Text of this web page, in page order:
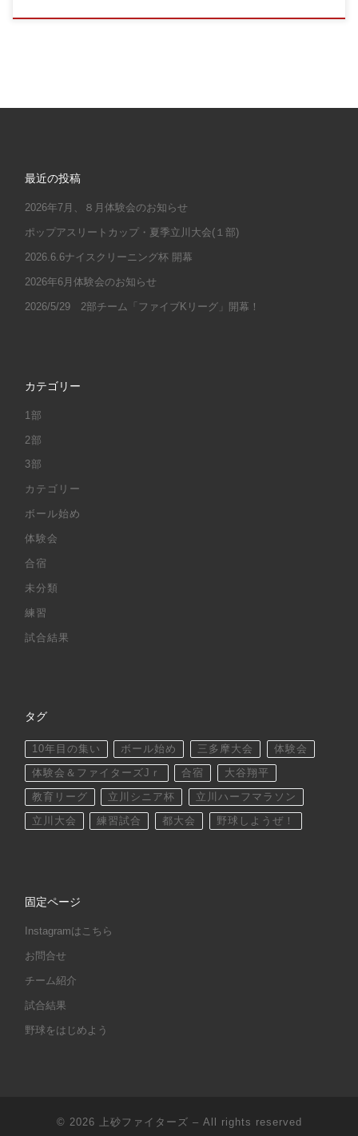
最近の投稿
2026年7月、８月体験会のお知らせ
ポップアスリートカップ・夏季立川大会(１部)
2026.6.6ナイスクリーニング杯 開幕
2026年6月体験会のお知らせ
2026/5/29 2部チーム「ファイブKリーグ」開幕！
カテゴリー
1部
2部
3部
カテゴリー
ボール始め
体験会
合宿
未分類
練習
試合結果
タグ
10年目の集い ボール始め 三多摩大会 体験会
体験会＆ファイターズJｒ 合宿 大谷翔平
教育リーグ 立川シニア杯 立川ハーフマラソン
立川大会 練習試合 都大会 野球しようぜ！
固定ページ
Instagramはこちら
お問合せ
チーム紹介
試合結果
野球をはじめよう
© 2026 上砂ファイターズ – All rights reserved